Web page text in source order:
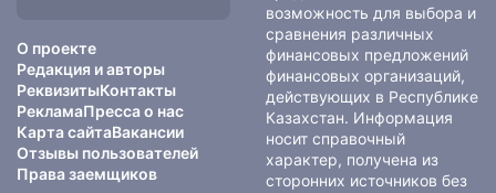
О проекте
Редакция и авторы
РеквизитыКонтакты
РекламаПресса о нас
Карта сайтаВакансии
Отзывы пользователей
Права заемщиков
возможность для выбора и
сравнения различных
финансовых предложений
финансовых организаций,
действующих в Республике
Казахстан. Информация
носит справочный
характер, получена из
сторонних источников без